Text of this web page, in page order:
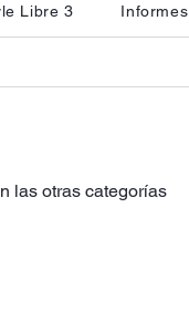
Libre 3 Informes
las otras categorías